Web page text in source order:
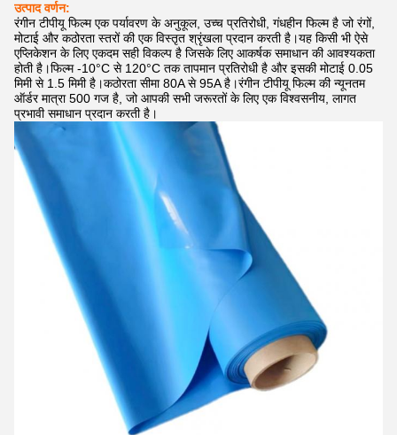
उत्पाद वर्णन:
रंगीन टीपीयू फिल्म एक पर्यावरण के अनुकूल, उच्च प्रतिरोधी, गंधहीन फिल्म है जो रंगों,
मोटाई और कठोरता स्तरों की एक विस्तृत श्रृंखला प्रदान करती है।यह किसी भी ऐसे
एप्लिकेशन के लिए एकदम सही विकल्प है जिसके लिए आकर्षक समाधान की आवश्यकता
होती है।फिल्म -10°C से 120°C तक तापमान प्रतिरोधी है और इसकी मोटाई 0.05
मिमी से 1.5 मिमी है।कठोरता सीमा 80A से 95A है।रंगीन टीपीयू फिल्म की न्यूनतम
ऑर्डर मात्रा 500 गज है, जो आपकी सभी जरूरतों के लिए एक विश्वसनीय, लागत
प्रभावी समाधान प्रदान करती है।